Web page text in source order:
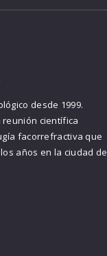
desde 1999.
reunión científica
facorrefractiva que
años en la ciudad de